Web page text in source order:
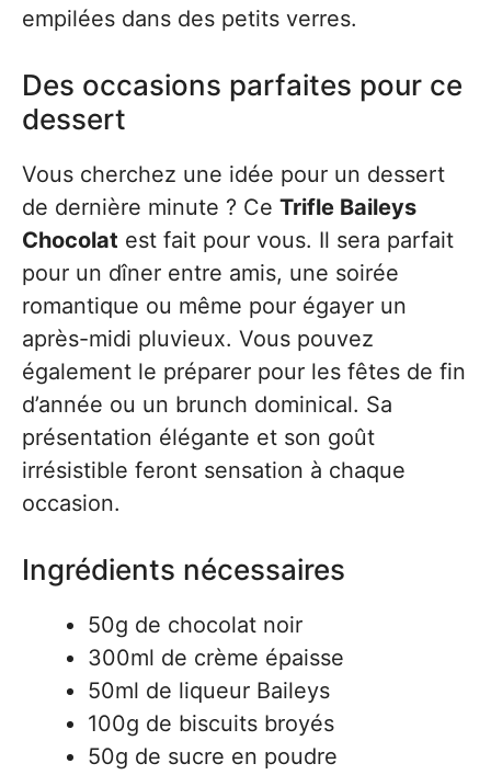
empilées dans des petits verres.
Des occasions parfaites pour ce
dessert
Vous cherchez une idée pour un dessert
de dernière minute ? Ce Trifle Baileys
Chocolat est fait pour vous. Il sera parfait
pour un dîner entre amis, une soirée
romantique ou même pour égayer un
après-midi pluvieux. Vous pouvez
également le préparer pour les fêtes de fin
d’année ou un brunch dominical. Sa
présentation élégante et son goût
irrésistible feront sensation à chaque
occasion.
Ingrédients nécessaires
50g de chocolat noir
300ml de crème épaisse
50ml de liqueur Baileys
100g de biscuits broyés
50g de sucre en poudre